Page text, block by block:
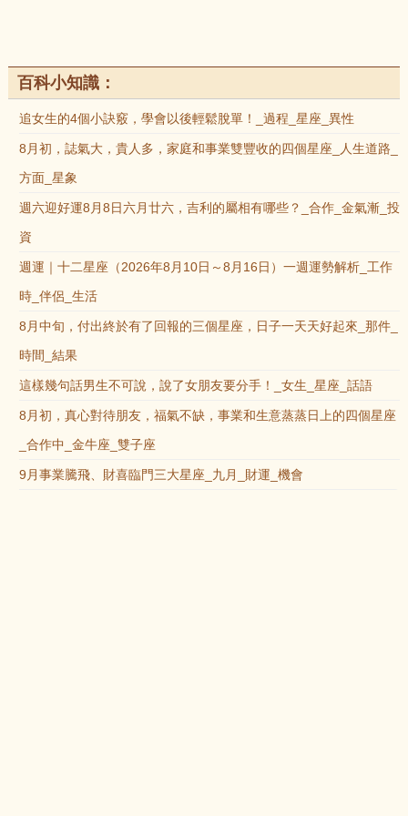
百科小知識：
追女生的4個小訣竅，學會以後輕鬆脫單！_過程_星座_異性
8月初，誌氣大，貴人多，家庭和事業雙豐收的四個星座_人生道路_
方面_星象
週六迎好運8月8日六月廿六，吉利的屬相有哪些？_合作_金氣漸_投
資
週運｜十二星座（2026年8月10日～8月16日）一週運勢解析_工作
時_伴侶_生活
8月中旬，付出終於有了回報的三個星座，日子一天天好起來_那件_
時間_結果
這樣幾句話男生不可說，說了女朋友要分手！_女生_星座_話語
8月初，真心對待朋友，福氣不缺，事業和生意蒸蒸日上的四個星座
_合作中_金牛座_雙子座
9月事業騰飛、財喜臨門三大星座_九月_財運_機會